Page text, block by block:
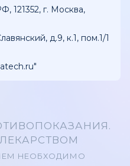
121352, г. Mocквa,
д.9, к.1, пом.1/1
НЕОБХОДИМО